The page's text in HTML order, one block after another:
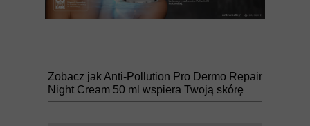
Zobacz jak Anti-Pollution Pro Dermo Repair
Night Cream 50 ml wspiera Twoją skórę